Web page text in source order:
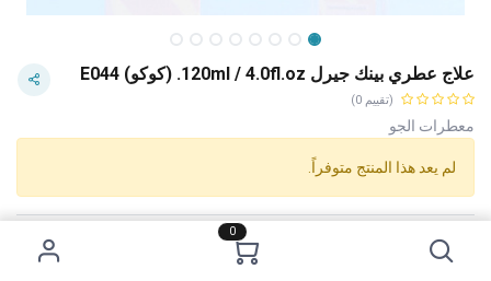
0
علاج عطري بينك جيرل 120ml / 4.0fl.oz. (كوكو) E044
(تقييم 0)
معطرات الجو
لم يعد هذا المنتج متوفراً.
Category:
Tags: